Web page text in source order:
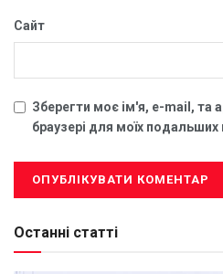
Сайт
Зберегти моє ім'я, e-mail, та
браузері для моїх подальших
Останні статті